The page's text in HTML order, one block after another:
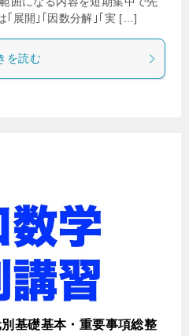
｢展開｣｢因数分解｣｢実 […]
を読む
基礎基本・重要事項総整